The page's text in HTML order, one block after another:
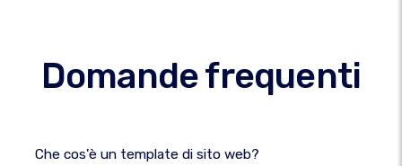
Domande frequenti
Che cos'è un template di sito web?